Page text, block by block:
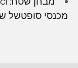
מכנסי סופטשל